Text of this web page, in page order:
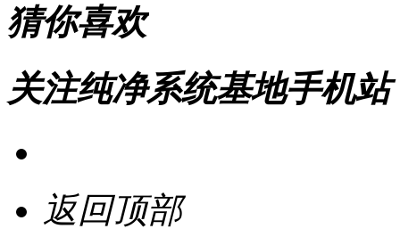
猜你喜欢
关注纯净系统基地手机站
返回顶部